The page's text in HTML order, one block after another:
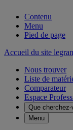
Contenu
Menu
Pied de page
Accueil du site
Nous trouver
Liste de
Comparateur
Espace
Que
Menu